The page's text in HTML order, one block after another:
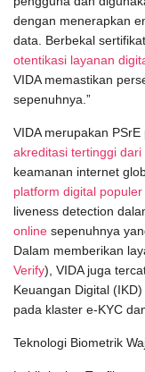
dengan menerapkan
data. Berbekal
otentikasi layanan
VIDA memastikan
sepenuhnya.”
VIDA merupakan
akreditasi tertinggi dari
keamanan internet
platform digital populer
liveness detection
online sepenuhnya
Dalam memberikan
Verify), VIDA juga
Keuangan Digital
pada klaster e-KYC
Teknologi Biometrik